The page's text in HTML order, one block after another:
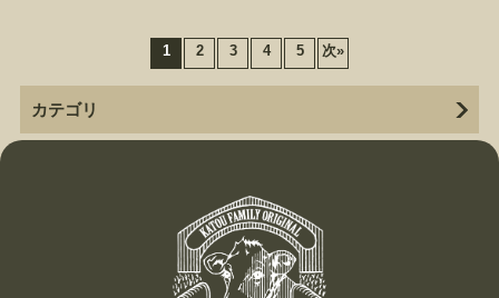
1 2 3 4 5 次»
カテゴリ